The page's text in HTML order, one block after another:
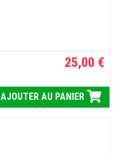
25,00 €
AJOUTER AU PANIER